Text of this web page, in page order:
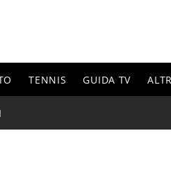
TENNIS GUIDA TV